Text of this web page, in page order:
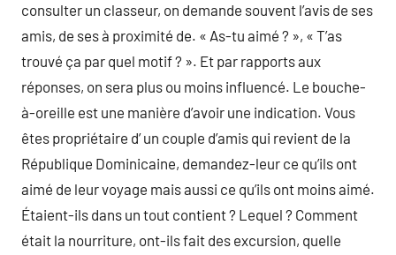
consulter un classeur, on demande souvent l’avis de ses
amis, de ses à proximité de. « As-tu aimé ? », « T’as
trouvé ça par quel motif ? ». Et par rapports aux
réponses, on sera plus ou moins influencé. Le bouche-
à-oreille est une manière d’avoir une indication. Vous
êtes propriétaire d’ un couple d’amis qui revient de la
République Dominicaine, demandez-leur ce qu’ils ont
aimé de leur voyage mais aussi ce qu’ils ont moins aimé.
Étaient-ils dans un tout contient ? Lequel ? Comment
était la nourriture, ont-ils fait des excursion, quelle